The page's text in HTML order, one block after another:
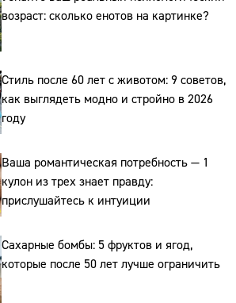
возраст: сколько енотов на картинке?
Стиль после 60 лет с животом: 9 советов,
как выглядеть модно и стройно в 2026
году
Ваша романтическая потребность — 1
кулон из трех знает правду:
прислушайтесь к интуиции
Сахарные бомбы: 5 фруктов и ягод,
которые после 50 лет лучше ограничить
Адрес:
Телефон: